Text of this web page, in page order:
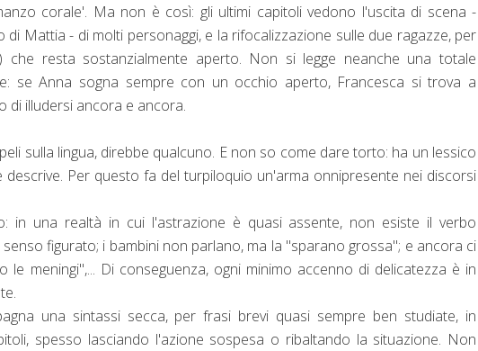
corale'. Ma non è così: gli ultimi capitoli vedono l'uscita di scena -
Mattia - di molti personaggi, e la rifocalizzazione sulle due ragazze, per
resta sostanzialmente aperto. Non si legge neanche una totale
se Anna sogna sempre con un occhio aperto, Francesca si trova a
di illudersi ancora e ancora.
sulla lingua, direbbe qualcuno. E non so come dare torto: ha un lessico
Per questo fa del turpiloquio un'arma onnipresente nei discorsi
in una realtà in cui l'astrazione è quasi assente, non esiste il verbo
figurato; i bambini non parlano, ma la "sparano grossa"; e ancora ci
meningi",... Di conseguenza, ogni minimo accenno di delicatezza è in
una sintassi secca, per frasi brevi quasi sempre ben studiate, in
spesso lasciando l'azione sospesa o ribaltando la situazione. Non